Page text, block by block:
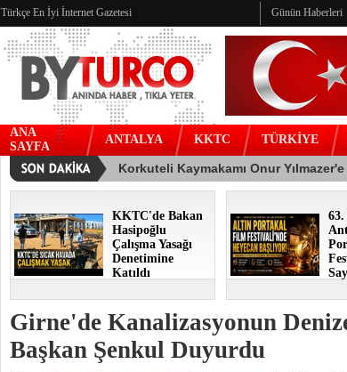
Türkçe En İyi İnternet Gazetesi Günün Haberleri
ANA
SAYFA
ANTALYA KKTC TÜRKİYE
KKTC'de Bakan
Hasipoğlu
Çalışma Yasağı
Denetimine
Katıldı
63.
Girne'de Kanalizasyonun
Başkan Şenkul Duyurdu